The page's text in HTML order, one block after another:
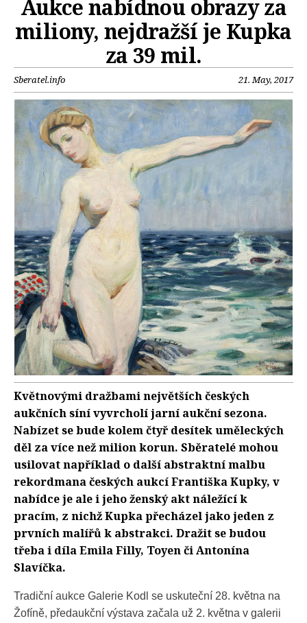
Aukce nabídnou obrazy za
miliony, nejdražší je Kupka
za 39 mil.
Sberatel.info 21. May, 2017
Květnovými dražbami největších českých
aukčních síní vyvrcholí jarní aukční sezona.
Nabízet se bude kolem čtyř desítek uměleckých
děl za více než milion korun. Sběratelé mohou
usilovat například o další abstraktní malbu
rekordmana českých aukcí Františka Kupky, v
nabídce je ale i jeho ženský akt náležící k
pracím, z nichž Kupka přecházel jako jeden z
prvních malířů k abstrakci. Dražit se budou
třeba i díla Emila Filly, Toyen či Antonína
Slavíčka.
Tradiční aukce Galerie Kodl se uskuteční 28. května na
Žofíně, předaukční výstava začala už 2. května v galerii